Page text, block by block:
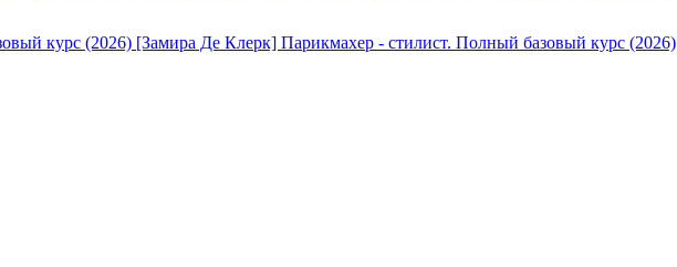
[Замира Де Клерк] Парикмахер - стилист. Полный базовый курс (2026)